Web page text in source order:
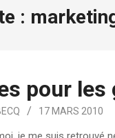
:
pour les
17 MARS 2010